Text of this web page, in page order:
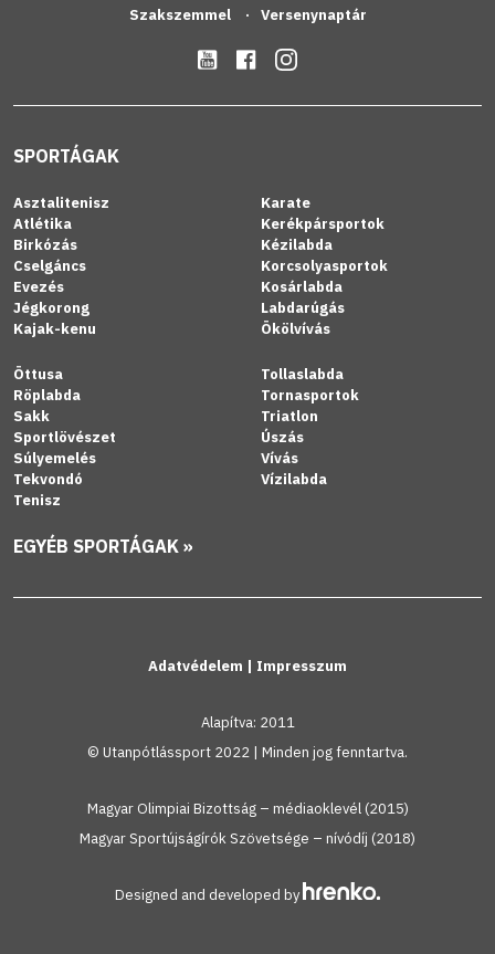
Szakszemmel Versenynaptár
SPORTÁGAK
Asztalitenisz
Atlétika
Birkózás
Cselgáncs
Evezés
Jégkorong
Kajak-kenu
Karate
Kerékpársportok
Kézilabda
Korcsolyasportok
Kosárlabda
Labdarúgás
Ökölvívás
Öttusa
Röplabda
Sakk
Sportlövészet
Súlyemelés
Tekvondó
Tenisz
Tollaslabda
Tornasportok
Triatlon
Úszás
Vívás
Vízilabda
EGYÉB SPORTÁGAK »
Adatvédelem | Impresszum
Alapítva: 2011
© Utanpótlássport 2022 | Minden jog fenntartva.
Magyar Olimpiai Bizottság – médiaoklevél (2015)
Magyar Sportújságírók Szövetsége – nívódíj (2018)
Designed and developed by